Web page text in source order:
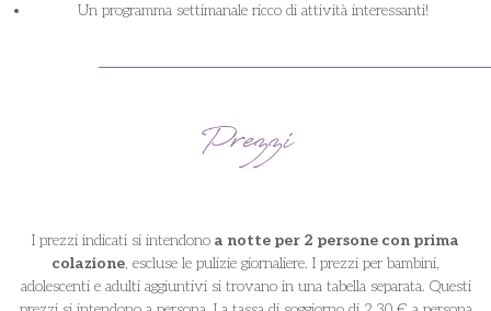
Un programma settimanale ricco di attività interessanti!
Prezzi
I prezzi indicati si intendono a notte per 2 persone con prima
colazione, escluse le pulizie giornaliere. I prezzi per bambini,
adolescenti e adulti aggiuntivi si trovano in una tabella separata. Questi